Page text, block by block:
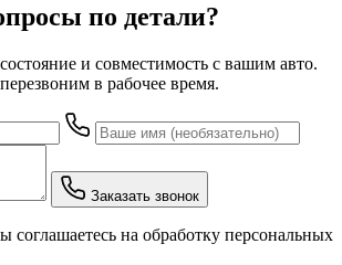
по детали?
и совместимость с вашим авто.
в рабочее время.
Заказать звонок
соглашаетесь на обработку персональных